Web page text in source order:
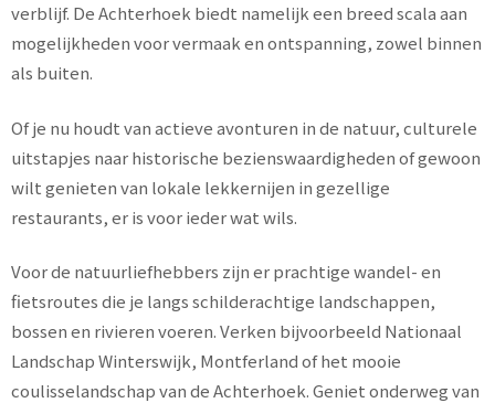
verblijf. De Achterhoek biedt namelijk een breed scala aan
mogelijkheden voor vermaak en ontspanning, zowel binnen
als buiten.
Of je nu houdt van actieve avonturen in de natuur, culturele
uitstapjes naar historische bezienswaardigheden of gewoon
wilt genieten van lokale lekkernijen in gezellige
restaurants, er is voor ieder wat wils.
Voor de natuurliefhebbers zijn er prachtige wandel- en
fietsroutes die je langs schilderachtige landschappen,
bossen en rivieren voeren. Verken bijvoorbeeld Nationaal
Landschap Winterswijk, Montferland of het mooie
coulisselandschap van de Achterhoek. Geniet onderweg van